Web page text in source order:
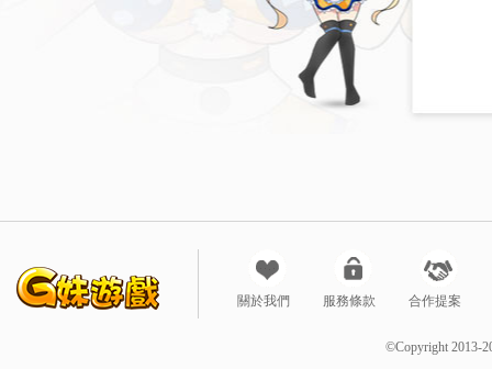
關於我們 服務條款 合作提案
©Copyright 2013-